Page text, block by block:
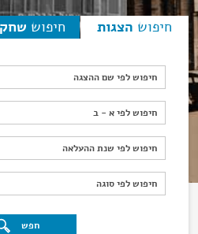
חיפוש הצגות חיפוש
חיפוש לפי שם ההצגה
חיפוש לפי א - ב
חיפוש לפי א - ב
חיפוש לפי שנת ההעלאה
חיפוש לפי שנת ההעלאה
חיפוש לפי סוגה
חיפוש לפי סוגה
חפש